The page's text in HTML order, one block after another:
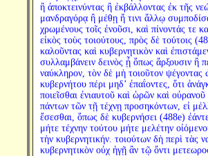
ἢ ἀποκτεινύντας ἢ ἐκβάλλοντας ἐκ τῆς
μανδραγόρᾳ ἢ μέθῃ ἤ τινι ἄλλῳ
χρωμένους τοῖς ἐνοῦσι, καὶ πίνοντάς τε
εἰκὸς τοὺς τοιούτους, πρὸς δὲ τούτοις
καλοῦντας καὶ κυβερνητικὸν καὶ
συλλαμβάνειν δεινὸς ᾖ ὅπως ἄρξουσιν ἢ
ναύκληρον, τὸν δὲ μὴ τοιοῦτον
κυβερνήτου πέρι μηδ’ ἐπαΐοντες, ὅτι
ποιεῖσθαι ἐνιαυτοῦ καὶ ὡρῶν καὶ
πάντων τῶν τῇ τέχνῃ προσηκόντων, εἰ
ἔσεσθαι, ὅπως δὲ κυβερνήσει (488e)
μήτε τέχνην τούτου μήτε μελέτην
τὴν κυβερνητικήν. τοιούτων δὴ περὶ τὰς
κυβερνητικὸν οὐχ ἡγῇ ἂν τῷ ὄντι